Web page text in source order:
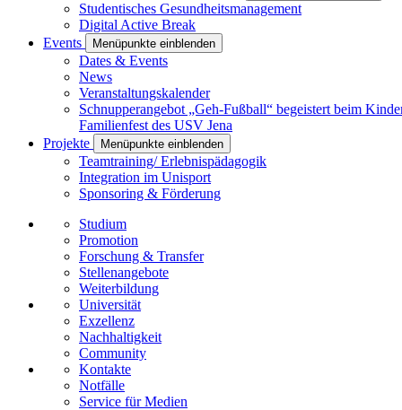
Studentisches Gesundheitsmanagement
Digital Active Break
Events
Menüpunkte einblenden
Dates & Events
News
Veranstaltungskalender
Schnupperangebot „Geh-Fußball“ begeistert beim
Familienfest des USV Jena
Projekte
Menüpunkte einblenden
Teamtraining/ Erlebnispädagogik
Integration im Unisport
Sponsoring & Förderung
Studium
Promotion
Forschung & Transfer
Stellenangebote
Weiterbildung
Universität
Exzellenz
Nachhaltigkeit
Community
Kontakte
Notfälle
Service für Medien